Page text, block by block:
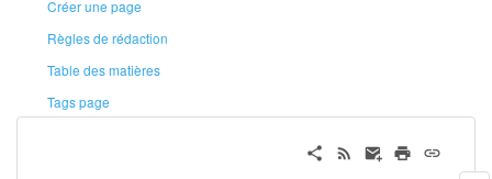
Créer une page
Règles de rédaction
Table des matières
Tags page